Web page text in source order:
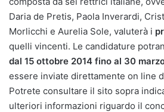
Daria de Pretis, Paola Inverardi,
Morlicchi e Aurelia Sole, valuterà i
quelli vincenti. Le candidature
dal 15 ottobre 2014 fino al 30
essere inviate direttamente on line
Potrete consultare il sito sopra
ulteriori informazioni riguardo il